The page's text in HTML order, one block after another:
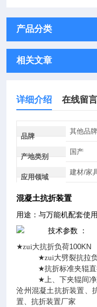
产品分类
相关文章
详细介绍 在线留言
品牌
其他品牌
产地类别
国产
应用领域
建材/家
混凝土抗折装置
用途：与万能机配套使
技术参数 ：
★zui大抗折负荷100KN
★zui大劈裂抗拉
★抗折标准夹辊
★ 上、下夹辊间
沧州混凝土抗折装置、
置、抗折装置厂家